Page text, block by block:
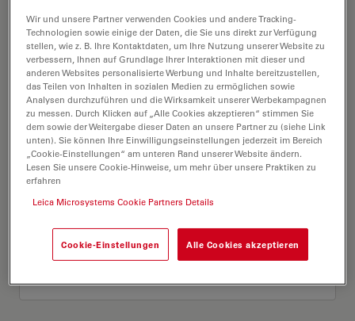
Das bin ich
Akademischer Grad
Vorname
Nachname
Wir und unsere Partner verwenden Cookies und andere Tracking-
Technologien sowie einige der Daten, die Sie uns direkt zur Verfügung
stellen, wie z. B. Ihre Kontaktdaten, um Ihre Nutzung unserer Website zu
verbessern, Ihnen auf Grundlage Ihrer Interaktionen mit dieser und
anderen Websites personalisierte Werbung und Inhalte bereitzustellen,
das Teilen von Inhalten in sozialen Medien zu ermöglichen sowie
Analysen durchzuführen und die Wirksamkeit unserer Werbekampagnen
zu messen. Durch Klicken auf „Alle Cookies akzeptieren“ stimmen Sie
dem sowie der Weitergabe dieser Daten an unsere Partner zu (siehe Link
unten). Sie können Ihre Einwilligungseinstellungen jederzeit im Bereich
„Cookie-Einstellungen“ am unteren Rand unserer Website ändern.
Lesen Sie unsere Cookie-Hinweise, um mehr über unsere Praktiken zu
erfahren
Leica Microsystems Cookie Partners Details
Cookie-Einstellungen Alle Cookies akzeptieren